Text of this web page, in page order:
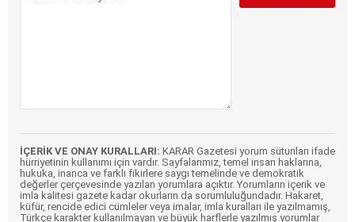
İÇERİK VE ONAY KURALLARI: KARAR Gazetesi yorum sütunları ifade
hürriyetinin kullanımı için vardır. Sayfalarımız, temel insan haklarına,
hukuka, inanca ve farklı fikirlere saygı temelinde ve demokratik
değerler çerçevesinde yazılan yorumlara açıktır. Yorumların içerik ve
imla kalitesi gazete kadar okurların da sorumluluğundadır. Hakaret,
küfür, rencide edici cümleler veya imalar, imla kuralları ile yazılmamış,
Türkçe karakter kullanılmayan ve büyük harflerle yazılmış yorumlar